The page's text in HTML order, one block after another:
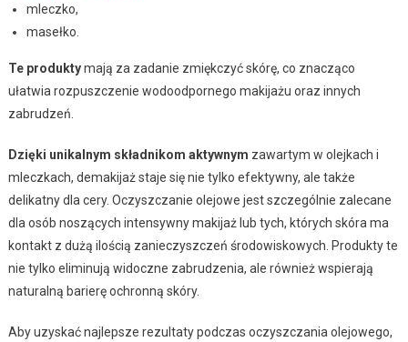
mleczko,
masełko.
Te produktymają za zadanie zmiękczyć skórę, co znacząco
ułatwia rozpuszczenie wodoodpornego makijażu oraz innych
zabrudzeń.
Dzięki unikalnym składnikom aktywnym zawartym w olejkach i
mleczkach, demakijaż staje się nie tylko efektywny, ale także
delikatny dla cery. Oczyszczanie olejowe jest szczególnie zalecane
dla osób noszących intensywny makijaż lub tych, których skóra ma
kontakt z dużą ilością zanieczyszczeń środowiskowych. Produkty te
nie tylko eliminują widoczne zabrudzenia, ale również wspierają
naturalną barierę ochronną skóry.
Aby uzyskać najlepsze rezultaty podczas oczyszczania olejowego,